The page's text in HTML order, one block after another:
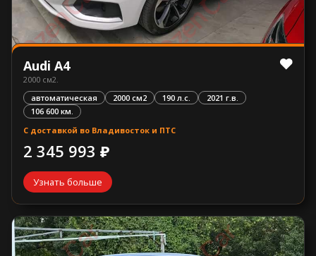
Audi A4
2000 см2.
автоматическая
2000 см2 190 л.с.
2021 г.в.
106 600 км.
С доставкой во Владивосток и ПТС
2 345 993 ₽
Узнать больше